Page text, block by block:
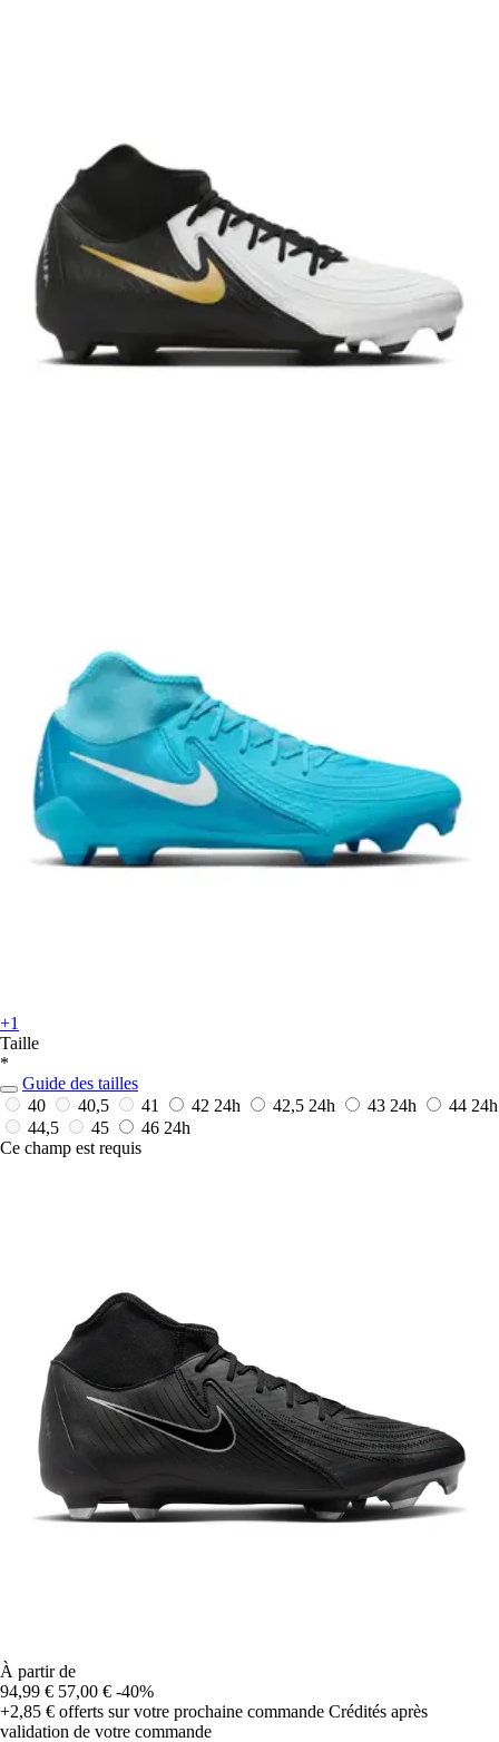
+1
Taille
*
Guide des tailles
40
40,5 41 42 24h 42,5 24h 43 24h 44 24h
44,5
45 46 24h
Ce champ est requis
À partir de
94,99 € 57,00 € -40%
+2,85 € offerts sur votre prochaine commande Crédités après
validation de votre commande